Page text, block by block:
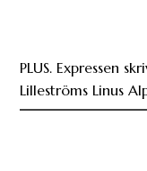
PLUS. Expressen
Lilleströms Linus